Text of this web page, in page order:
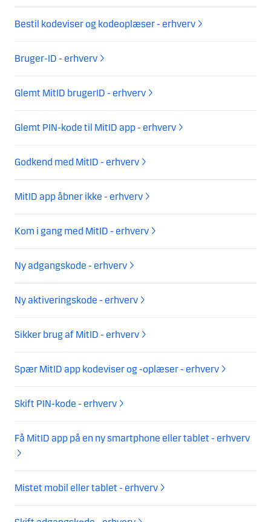
Bestil kodeviser og kodeoplæser - erhverv
Bruger-ID - erhverv
Glemt MitID brugerID - erhverv
Glemt PIN-kode til MitID app - erhverv
Godkend med MitID - erhverv
MitID app åbner ikke - erhverv
Kom i gang med MitID - erhverv
Ny adgangskode - erhverv
Ny aktiveringskode - erhverv
Sikker brug af MitID - erhverv
Spær MitID app kodeviser og -oplæser - erhverv
Skift PIN-kode - erhverv
Få MitID app på en ny smartphone eller tablet - erhverv
Mistet mobil eller tablet - erhverv